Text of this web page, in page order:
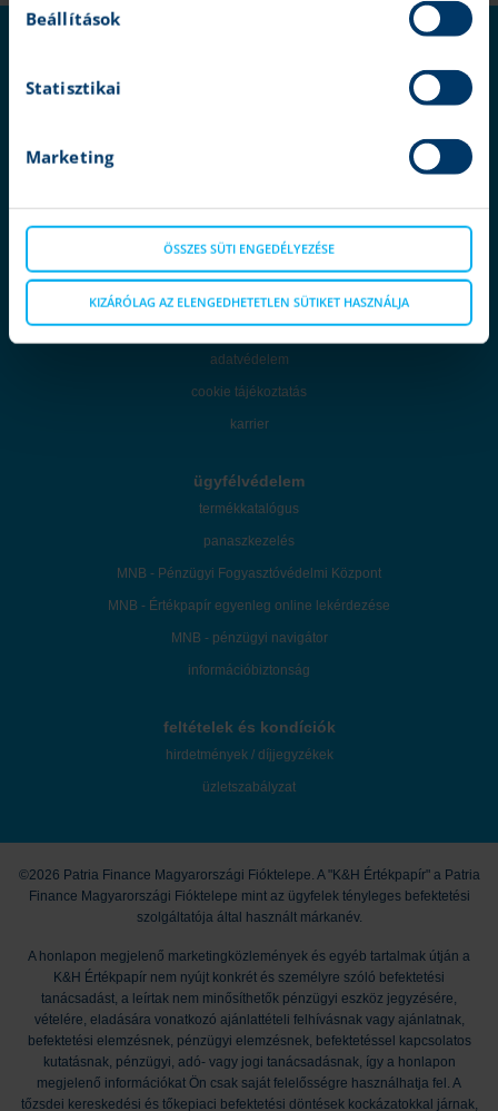
Beállítások
Statisztikai
Marketing
ÖSSZES SÜTI ENGEDÉLYEZÉSE
KIZÁRÓLAG AZ ELENGEDHETETLEN SÜTIKET HASZNÁLJA
ajánlatok
társaságunk
kapcsolat
jogi nyilatkozat
adatvédelem
cookie tájékoztatás
karrier
ügyfélvédelem
termékkatalógus
panaszkezelés
MNB - Pénzügyi Fogyasztóvédelmi Központ
MNB - Értékpapír egyenleg online lekérdezése
MNB - pénzügyi navigátor
információbiztonság
feltételek és kondíciók
hirdetmények / díjjegyzékek
üzletszabályzat
©2026 Patria Finance Magyarországi Fióktelepe. A "K&H Értékpapír" a Patria
Finance Magyarországi Fióktelepe mint az ügyfelek tényleges befektetési
szolgáltatója által használt márkanév.
A honlapon megjelenő marketingközlemények és egyéb tartalmak útján a
K&H Értékpapír nem nyújt konkrét és személyre szóló befektetési
tanácsadást, a leírtak nem minősíthetők pénzügyi eszköz jegyzésére,
vételére, eladására vonatkozó ajánlattételi felhívásnak vagy ajánlatnak,
befektetési elemzésnek, pénzügyi elemzésnek, befektetéssel kapcsolatos
kutatásnak, pénzügyi, adó- vagy jogi tanácsadásnak, így a honlapon
megjelenő információkat Ön csak saját felelősségre használhatja fel. A
tőzsdei kereskedési és tőkepiaci befektetési döntések kockázatokkal járnak,